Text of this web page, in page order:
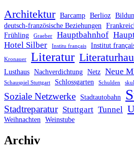
Architektur Barcamp Berlioz
deutsch-französische Beziehungen
Frühling Graeber Hauptbahnhof
Hotel Silber Institu français Institut
Kronauer Literatur
Lusthaus Nachverdichtung Netz Neue
Schauspiel Stuttgart Schlossgarten Schulden
Soziale Netzwerke Stadtautobahn
Stadtreparatur Stuttgart Tunnel
Weihnachten Weinstube
Archiv